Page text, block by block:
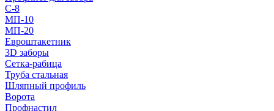
С-8
МП-10
МП-20
Евроштакетник
3D заборы
Сетка-рабица
Труба стальная
Шляпный профиль
Ворота
Профнастил